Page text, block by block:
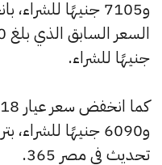
جنيهًا للشراء.
تحديث في مصر 365.